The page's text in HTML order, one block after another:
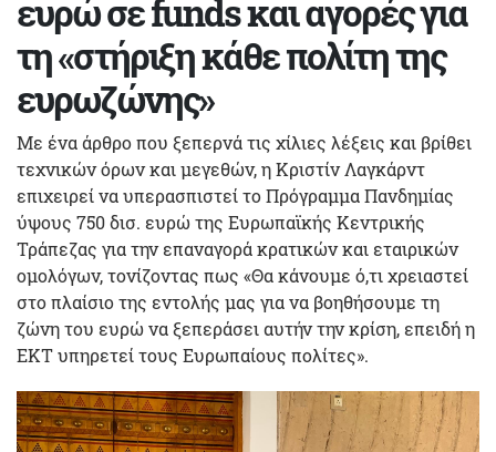
ευρώ σε funds και αγορές για
τη «στήριξη κάθε πολίτη της
ευρωζώνης»
Με ένα άρθρο που ξεπερνά τις χίλιες λέξεις και βρίθει
τεχνικών όρων και μεγεθών, η Κριστίν Λαγκάρντ
επιχειρεί να υπερασπιστεί το Πρόγραμμα Πανδημίας
ύψους 750 δισ. ευρώ της Ευρωπαϊκής Κεντρικής
Τράπεζας για την επαναγορά κρατικών και εταιρικών
ομολόγων, τονίζοντας πως «Θα κάνουμε ό,τι χρειαστεί
στο πλαίσιο της εντολής μας για να βοηθήσουμε τη
ζώνη του ευρώ να ξεπεράσει αυτήν την κρίση, επειδή η
ΕΚΤ υπηρετεί τους Ευρωπαίους πολίτες».